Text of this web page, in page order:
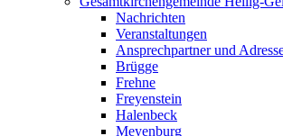
Nachrichten
Veranstaltungen
Ansprechpartner und
Brügge
Frehne
Freyenstein
Halenbeck
Meyenburg